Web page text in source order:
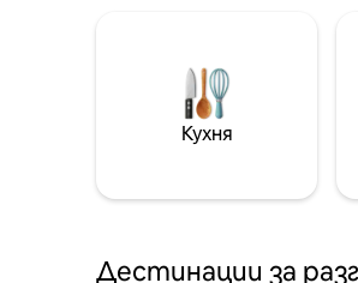
Кухня
Дестинации за